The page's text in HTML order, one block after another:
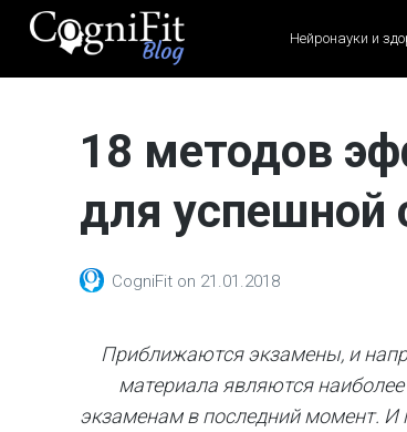
CogniFit
Health
Brain Training, Mental
Health, and Wellness
Нейронауки и
18 методов
для успешной
CogniFit on 21.01.2018
Приближаются экзамены, и
материала являются
экзаменам в последний момент. И